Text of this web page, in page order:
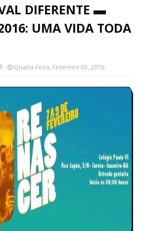
DIFERENTE ▬
UMA VIDA TODA
Quarta-Feira, Fevereiro 03, 2016